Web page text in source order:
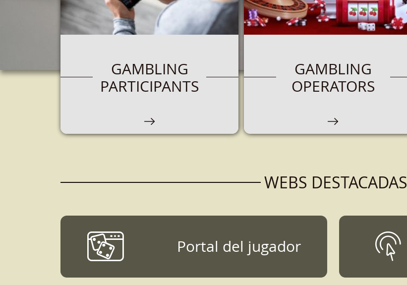
GAMBLING
PARTICIPANTS
GAMBLING
OPERATORS
WEBS DESTACADAS
Portal del jugador